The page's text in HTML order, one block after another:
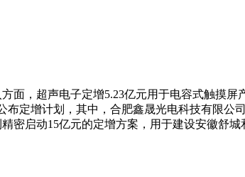
面，超声电子定增5.23亿元用于电容式触摸
布定增计划，其中，合肥鑫晟光电科技有限
精密启动15亿元的定增方案，用于建设安徽舒